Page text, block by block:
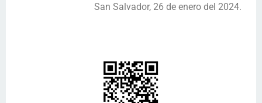
San Salvador, 26 de enero del 2024.